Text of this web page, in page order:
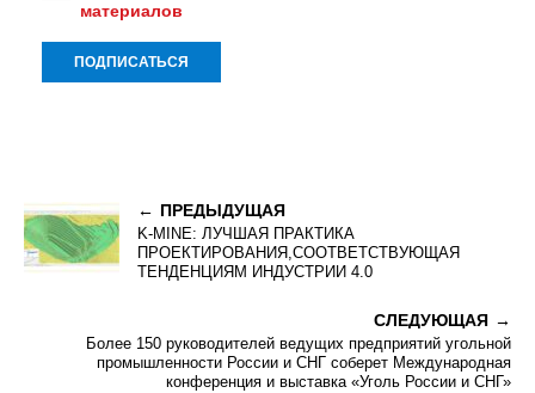
материалов
ПРЕДЫДУЩАЯ
K-MINE: ЛУЧШАЯ ПРАКТИКА
ПРОЕКТИРОВАНИЯ,СООТВЕТСТВУЮЩАЯ
ТЕНДЕНЦИЯМ ИНДУСТРИИ 4.0
СЛЕДУЮЩАЯ
Более 150 руководителей ведущих предприятий угольной
промышленности России и СНГ соберет Международная
конференция и выставка «Уголь России и СНГ»